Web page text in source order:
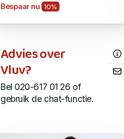
Bespaar nu 10%
Advies over
Vluv?
Bel 020-617 01 26 of
gebruik de chat-functie.